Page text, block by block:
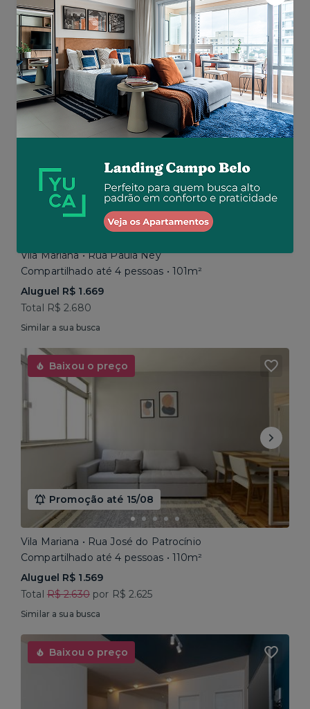
Aluguel R$ 1.777
Total R$ 2.843
Similar a sua busca
Em breve
Vila Mariana • Rua Paula Ney
Compartilhado até 4 pessoas • 101m²
Aluguel R$ 1.669
Total R$ 2.680
Similar a sua busca
Baixou o preço
Promoção até 15/08
Vila Mariana • Rua José do Patrocínio
Compartilhado até 4 pessoas • 110m²
Aluguel R$ 1.569
Total R$ 2.630por R$ 2.625
Similar a sua busca
Baixou o preço